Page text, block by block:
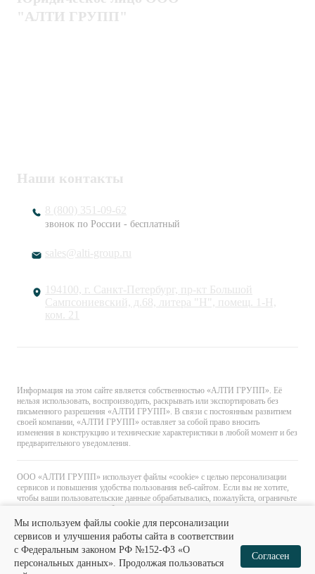
"АЛТИ ГРУПП"
Наши контакты
8 (800) 351-09-62
звонок по России - бесплатный
sales@alti-group.ru
194100, г. Санкт-Петербург, пр-кт Большой
Сампсониевский, д.68, литера "Н", помещ. 1-Н,
ком. 21
Информация на этом сайте является собственностью «АЛТИ ГРУПП». Её
нельзя использовать, воспроизводить, раскрывать или экспортировать без
письменного разрешения «АЛТИ ГРУПП». В связи с постоянным развитием
своей компании, «АЛТИ ГРУПП» оставляет за собой право вносить
изменения в конструкцию и технические характеристики в любой момент и без
предварительного уведомления.
ООО «АЛТИ ГРУПП» использует файлы «cookie» с целью персонализации
сервисов и повышения удобства пользования веб-сайтом. Если вы не хотите,
чтобы ваши пользовательские данные обрабатывались, пожалуйста, ограничьте
их использование в своём браузере.
Мы используем файлы cookie для персонализации
сервисов и улучшения работы сайта в соответствии
с Федеральным законом РФ №152-ФЗ «О
персональных данных». Продолжая пользоваться
Согласен